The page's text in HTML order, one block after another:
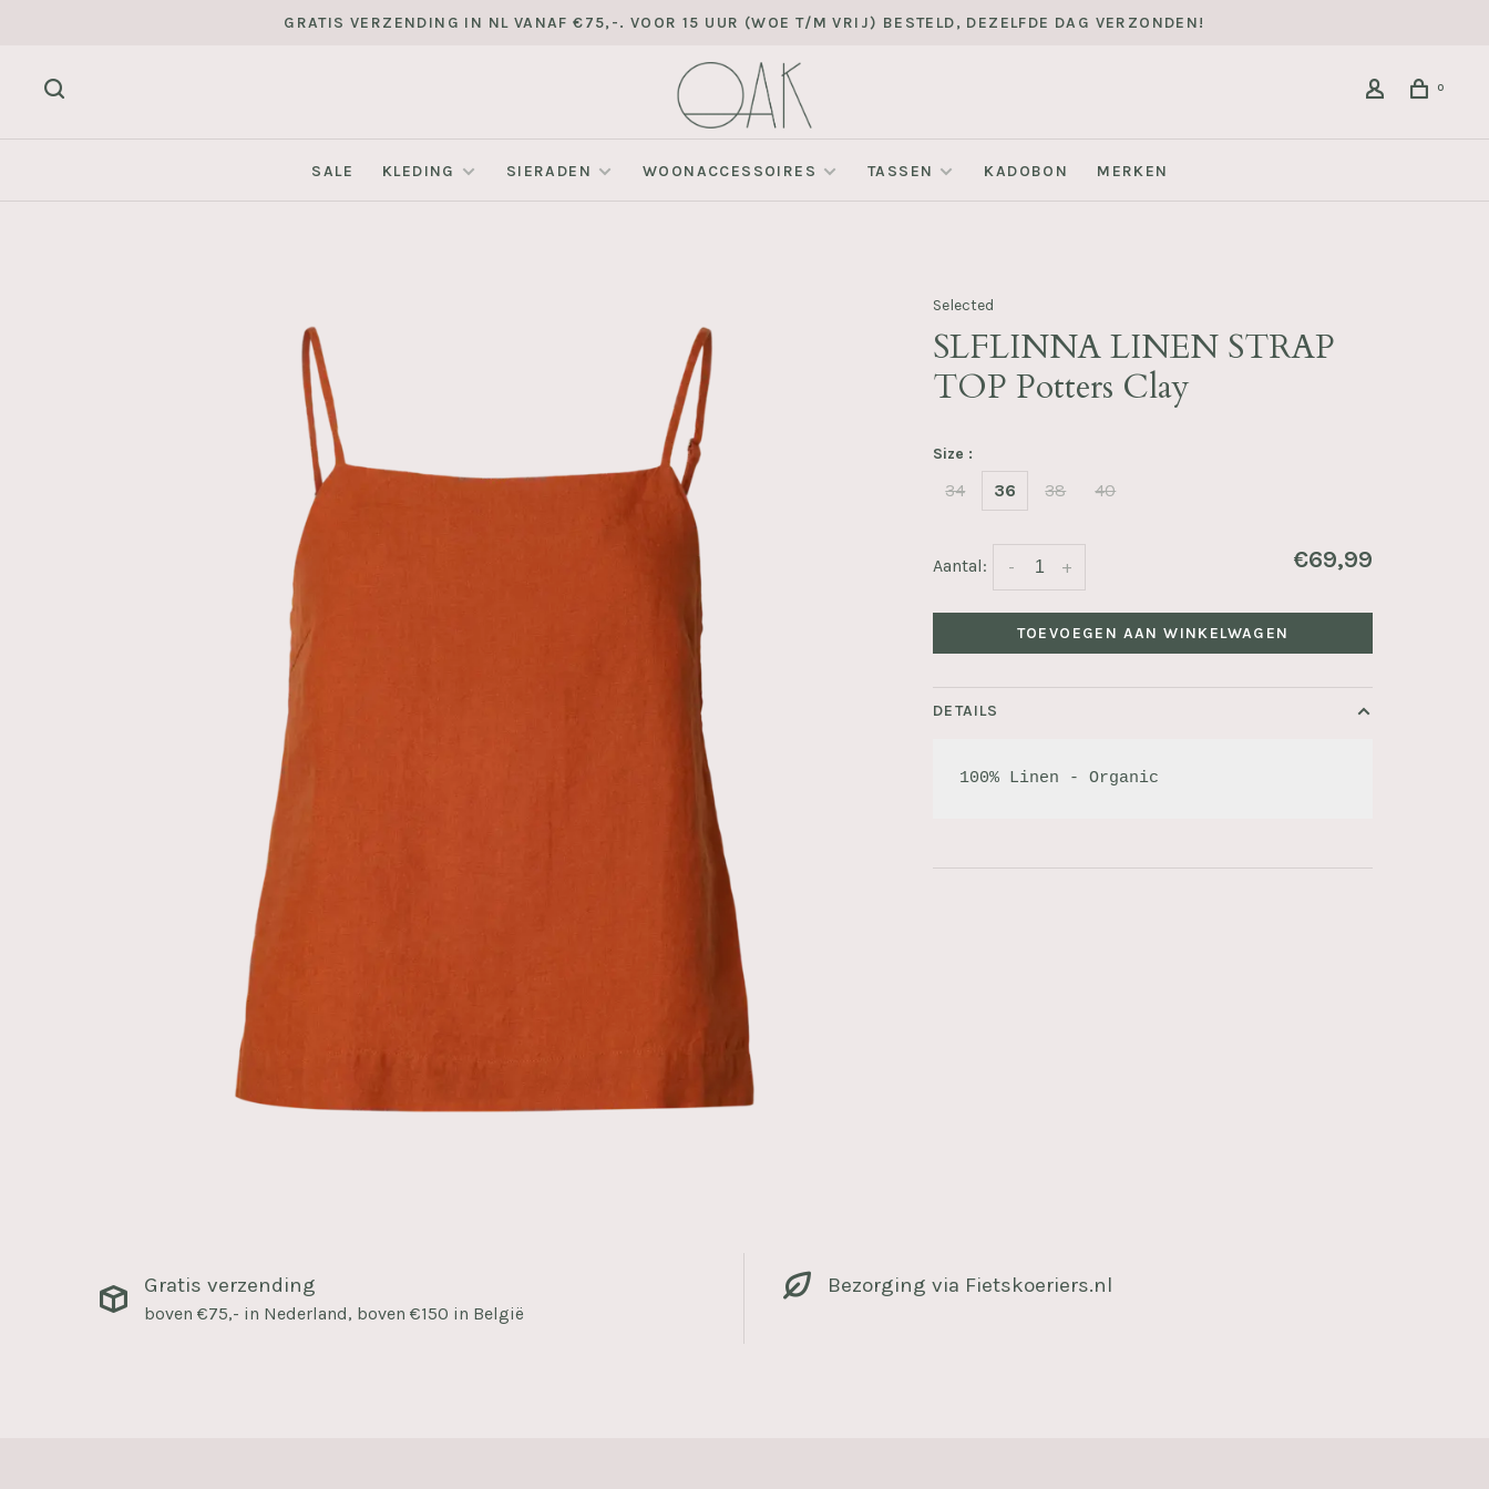
GRATIS VERZENDING IN NL VANAF €75,-. VOOR 15 UUR (WOE T/M VRIJ) BESTELD, DEZELFDE DAG VERZONDEN!
0
SALE KLEDING SIERADEN WOONACCESSOIRES TASSEN KADOBON MERKEN
Selected
SLFLINNA LINEN STRAP
TOP Potters Clay
Size :
34 36 38 40
Aantal: +
- €69,99
TOEVOEGEN AAN WINKELWAGEN
DETAILS
100% Linen - Organic
Gratis verzending
boven €75,- in Nederland, boven €150 in België
Bezorging via Fietskoeriers.nl